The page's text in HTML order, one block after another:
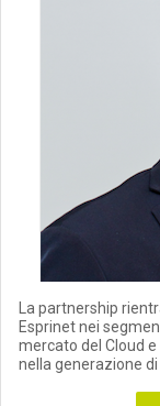
La partnership
Esprinet nei
mercato del Cloud
nella generazione